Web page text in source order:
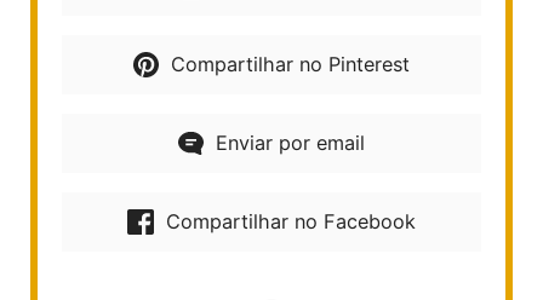
Compartilhar no Pinterest
Enviar por email
Compartilhar no Facebook